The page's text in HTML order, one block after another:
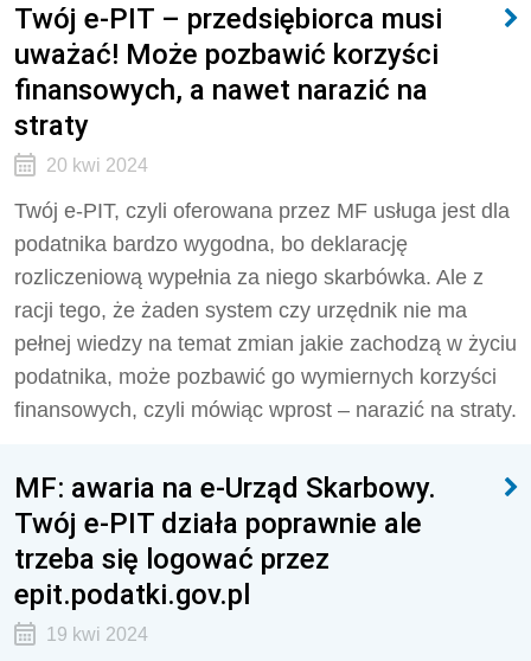
Twój e-PIT – przedsiębiorca musi
uważać! Może pozbawić korzyści
finansowych, a nawet narazić na
straty
20 kwi 2024
Twój e-PIT, czyli oferowana przez MF usługa jest dla
podatnika bardzo wygodna, bo deklarację
rozliczeniową wypełnia za niego skarbówka. Ale z
racji tego, że żaden system czy urzędnik nie ma
pełnej wiedzy na temat zmian jakie zachodzą w życiu
podatnika, może pozbawić go wymiernych korzyści
finansowych, czyli mówiąc wprost – narazić na straty.
MF: awaria na e-Urząd Skarbowy.
Twój e-PIT działa poprawnie ale
trzeba się logować przez
epit.podatki.gov.pl
19 kwi 2024